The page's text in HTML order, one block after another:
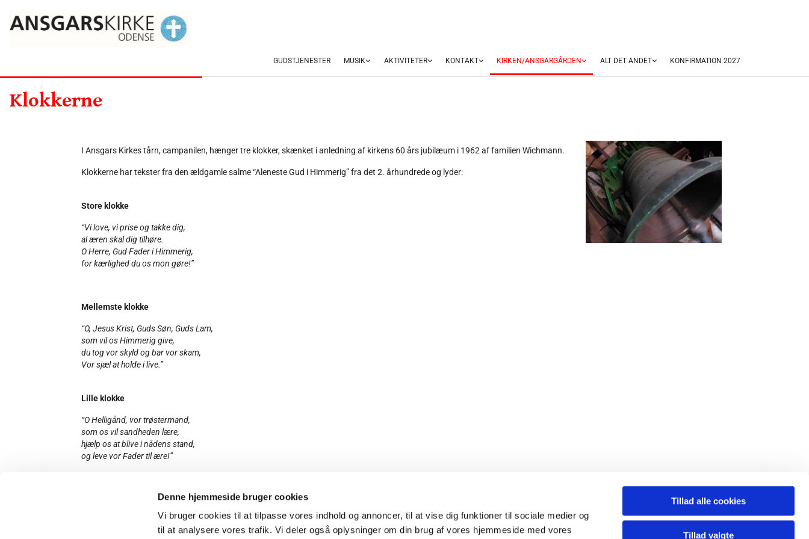
Denne hjemmeside bruger cookies
Vi bruger cookies til at tilpasse vores indhold og annoncer, til at vise dig funktioner til sociale medier og
til at analysere vores trafik. Vi deler også oplysninger om din brug af vores hjemmeside med vores
Tillad alle cookies
Tillad valgte
GUDSTJENESTER MUSIK AKTIVITETER KONTAKT KIRKEN/ANSGARGÅRDEN ALT DET ANDET KONFIRMATION 2027
Klokkerne
I Ansgars Kirkes tårn, campanilen, hænger tre klokker, skænket i anledning af kirkens 60 års jubilæum i 1962 af familien Wichmann.
Klokkerne har tekster fra den ældgamle salme “Aleneste Gud i Himmerig” fra det 2. århundrede og lyder:
Store klokke
“Vi love, vi prise og takke dig,
al æren skal dig tilhøre.
O Herre, Gud Fader i Himmerig,
for kærlighed du os mon gøre!”
Mellemste klokke
“O, Jesus Krist, Guds Søn, Guds Lam,
som vil os Himmerig give,
du tog vor skyld og bar vor skam,
Vor sjæl at holde i live.”
Lille klokke
“O Helligånd, vor trøstermand,
som os vil sandheden lære,
hjælp os at blive i nådens stand,
og leve vor Fader til ære!”
ansgars.sognodense@km.dk